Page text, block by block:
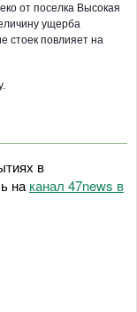
от поселка Высокая
ущерба
стоек повлияет на
в
на канал 47news в